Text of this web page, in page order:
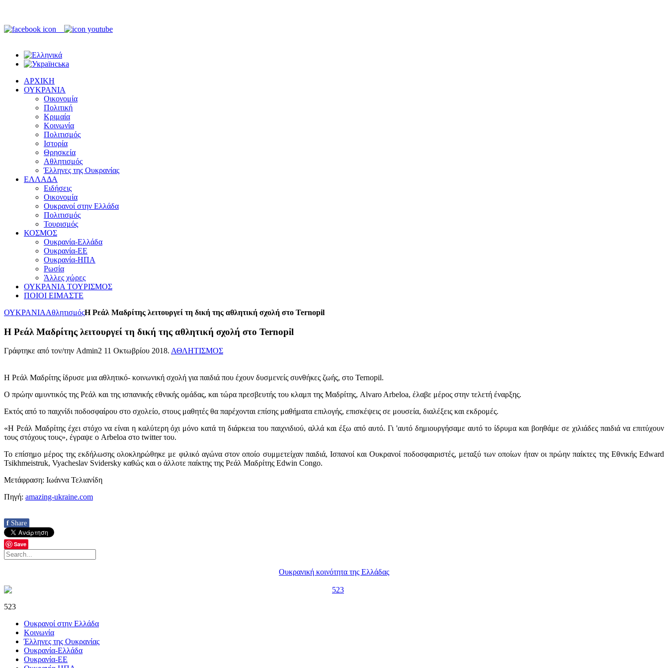
ΑΡΧΙΚΗ
ΟΥΚΡΑΝΙΑ
Οικονομία
Πολιτική
Κριμαία
Κοινωνία
Πολιτισμός
Ιστορία
Θρησκεία
Αθλητισμός
Έλληνες της Ουκρανίας
ΕΛΛΑΔΑ
Ειδήσεις
Οικονομία
Ουκρανοί στην Ελλάδα
Πολιτισμός
Τουρισμός
ΚΟΣΜΟΣ
Ουκρανία-Ελλάδα
Ουκρανία-ΕΕ
Ουκρανία-ΗΠΑ
Ρωσία
Άλλες χώρες
ΟΥΚΡΑΝΙΑ ΤΟΥΡΙΣΜΟΣ
ΠΟΙΟΙ ΕΙΜΑΣΤΕ
ΟΥΚΡΑΝΙΑΑθλητισμόςΗ Ρεάλ Μαδρίτης λειτουργεί τη δική της αθλητική σχολή στο Ternopil
Η Ρεάλ Μαδρίτης λειτουργεί τη δική της αθλητική σχολή στο Ternopil
Γράφτηκε από τον/την Admin2 11 Οκτωβρίου 2018. ΑΘΛΗΤΙΣΜΟΣ
Η Ρεάλ Μαδρίτης ίδρυσε μια αθλητικό- κοινωνική σχολή για παιδιά που έχουν δυσμενείς συνθήκες ζωής, στο Ternopil.
Ο πρώην αμυντικός της Ρεάλ και της ισπανικής εθνικής ομάδας, και τώρα πρεσβευτής του κλαμπ της Μαδρίτης, Alvaro Arbeloa, έλαβε μέρος στην τελετή έναρξης.
Εκτός από το παιχνίδι ποδοσφαίρου στο σχολείο, στους μαθητές θα παρέχονται επίσης μαθήματα επιλογής, επισκέψεις σε μουσεία, διαλέξεις και εκδρομές.
«Η Ρεάλ Μαδρίτης έχει στόχο να είναι η καλύτερη όχι μόνο κατά τη διάρκεια του παιχνιδιού, αλλά και έξω από αυτό. Γι 'αυτό δημιουργήσαμε αυτό το ίδρυμα και βοηθάμε σε χιλιάδες παιδιά να επιτύχουν
τους στόχους τους», έγραψε ο Arbeloa στο twitter του.
Το επίσημο μέρος της εκδήλωσης ολοκληρώθηκε με φιλικό αγώνα στον οποίο συμμετείχαν παιδιά, Ισπανοί και Ουκρανοί ποδοσφαιριστές, μεταξύ των οποίων ήταν οι πρώην παίκτες της Εθνικής Edward
Tsikhmeistruk, Vyacheslav Svidersky καθώς και ο άλλοτε παίκτης της Ρεάλ Μαδρίτης Edwin Congo.
Μετάφραση: Ιωάννα Τελιανίδη
Πηγή: amazing-ukraine.com
f Share
Save
Ουκρανική κοινότητα της Ελλάδας
523
Ουκρανοί στην Ελλάδα
Κοινωνία
Έλληνες της Ουκρανίας
Ουκρανία-Ελλάδα
Ουκρανία-ΕΕ